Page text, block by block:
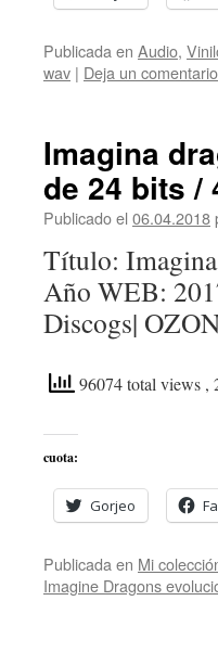
Publicada en Audio,
wav | Deja un comentario
Imagina
de 24 bits /
Publicado el 06.04.2018
Título:
Año WEB:
Discogs|
96074 total views ,
cuota:
Gorjeo
Publicada en Mi
Imagine Dragons